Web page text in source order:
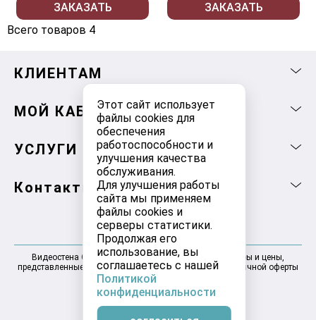
Этот сайт использует
файлы cookies для
обеспечения
работоспособности и
улучшения качества
обслуживания.
Для улучшения работы
сайта мы применяем
файлы cookies и
серверы статистики.
Продолжая его
использование, вы
соглашаетесь с нашей
Политикой
конфиденциальности
ЗАКАЗАТЬ
ЗАКАЗАТЬ
Всего товаров 4
КЛИЕНТАМ
МОЙ КАБИНЕТ
УСЛУГИ
Контакты
Видеостена Самара 2025-2026 © Информация, товары и цены,
представленные на сайте, не являются договором публичной оферты